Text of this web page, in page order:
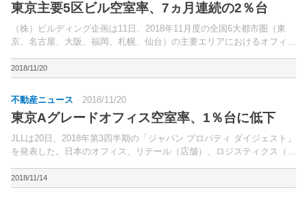
東京主要5区ビル空室率、7ヵ月連続の2％台
（株）ビルディング企画は11日、2018年11月度の全国6大都市圏（東
京、名古屋、大阪、福岡、札幌、仙台）の主要エリアにおけるオフィス
坪以上の事務所ビル、推定成約賃料が同100～...
2018/11/20
不動産ニュース 2018/11/20
東京Aグレードオフィス空室率、1％台に低下
JLLは20日、2018年第3四半期の「ジャパン プロパティ ダイジェスト」
を発表した。日本のオフィス、リテール（店舗）、ロジスティクス（物
をまとめている。
2018/11/14